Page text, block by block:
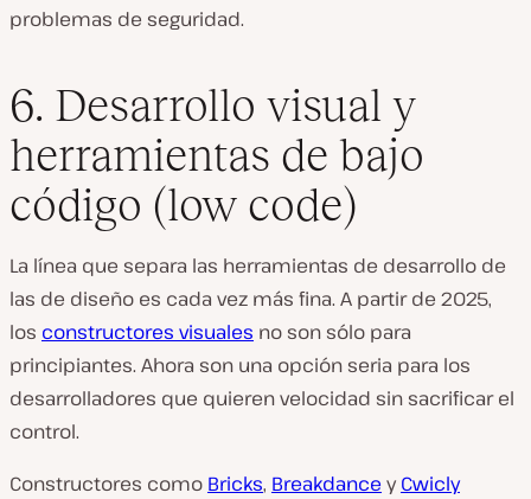
problemas de seguridad.
6. Desarrollo visual y
herramientas de bajo
código (low code)
La línea que separa las herramientas de desarrollo de
las de diseño es cada vez más fina. A partir de 2025,
los constructores visuales no son sólo para
principiantes. Ahora son una opción seria para los
desarrolladores que quieren velocidad sin sacrificar el
control.
Constructores como Bricks, Breakdance yCwicly